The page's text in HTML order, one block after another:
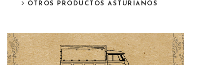
OTROS PRODUCTOS ASTURIANOS